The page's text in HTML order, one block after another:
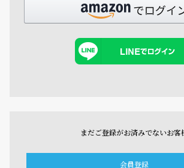
まだご登録がお済みでないお客
会員登録